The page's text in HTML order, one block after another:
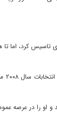
ملی کریکت پاکستان، حزب تحریک انصاف پاکستان
او را در عرصه